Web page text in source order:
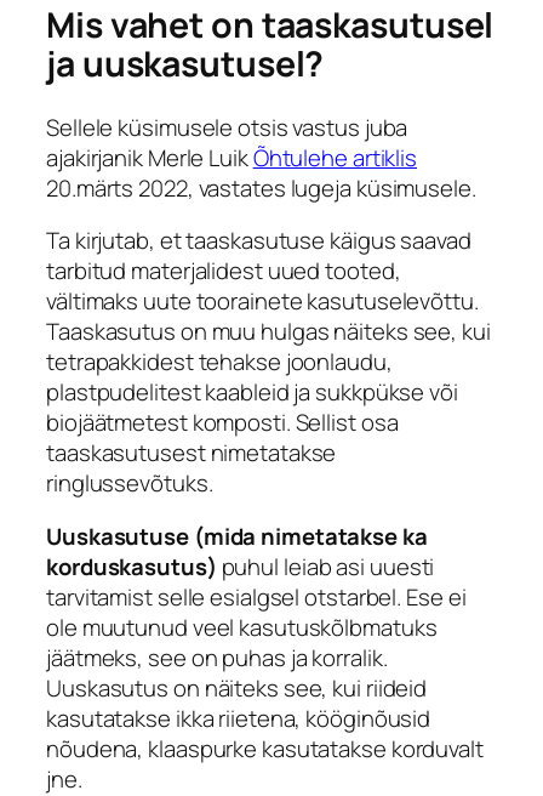
Mis vahet on taaskasutusel
ja uuskasutusel?
Sellele küsimusele otsis vastus juba
ajakirjanik Merle LuikÕhtulehe artiklis
20.märts 2022, vastates lugeja küsimusele.
Ta kirjutab, et taaskasutuse käigus saavad
tarbitud materjalidest uued tooted,
vältimaks uute toorainete kasutuselevõttu.
Taaskasutus on muu hulgas näiteks see, kui
tetrapakkidest tehakse joonlaudu,
plastpudelitest kaableid ja sukkpükse või
biojäätmetest komposti. Sellist osa
taaskasutusest nimetatakse
ringlussevõtuks.
Uuskasutuse (mida nimetatakse ka
korduskasutus) puhul leiab asi uuesti
tarvitamist selle esialgsel otstarbel. Ese ei
ole muutunud veel kasutuskõlbmatuks
jäätmeks, see on puhas ja korralik.
Uuskasutus on näiteks see, kui riideid
kasutatakse ikka riietena, kööginõusid
nõudena, klaaspurke kasutatakse korduvalt
jne.